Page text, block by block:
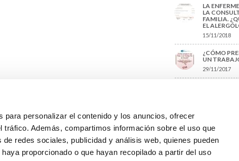
personalizar el contenido y los anuncios, ofrecer
Además, compartimos información sobre el uso que
redes sociales, publicidad y análisis web, quienes pueden
proporcionado o que hayan recopilado a partir del uso
LA
LA
FAMILIA.
EL
15/11/2018
¿CÓMO
UN
29/11/2017
protección de datos